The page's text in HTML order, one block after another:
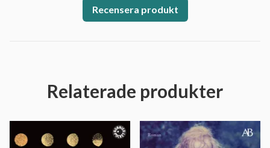
Recensera produkt
Relaterade produkter